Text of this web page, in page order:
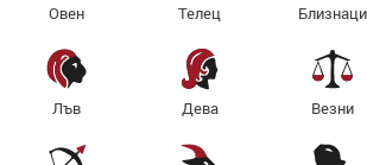
Овен Телец Близнаци
Лъв Дева Везни